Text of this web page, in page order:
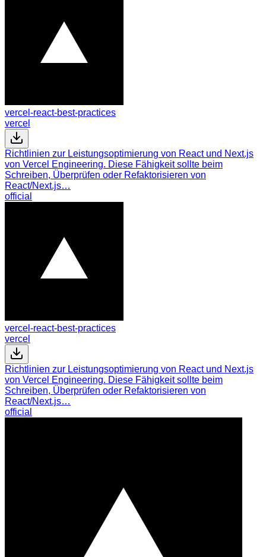
vercel-react-best-practices
vercel
Richtlinien zur Leistungsoptimierung von React und Next.js
von Vercel Engineering. Diese Fähigkeit sollte beim
Schreiben, Überprüfen oder Refaktorisieren von
React/Next.js…
official
vercel-react-best-practices
vercel
Richtlinien zur Leistungsoptimierung von React und Next.js
von Vercel Engineering. Diese Fähigkeit sollte beim
Schreiben, Überprüfen oder Refaktorisieren von
React/Next.js…
official